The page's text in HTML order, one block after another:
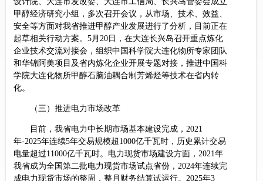
甲醇经济研究小组，多次召开会议，从市场、技术、效益、
安全等方面对我省推进甲醇产业发展进行了分析，目前正在
起草相关行动方案。5月20日，在大连长兴岛召开重点炼化
企业技术交流对接会，组织中国科学院大连化物所专家团队
和华锦阿美项目及省内炼化企业开展专题对接，推进中国科
学院大连化物所甲醇石脑油耦合制芳烯烃等技术在省内转
化。
（三）推进电力市场改革
目前，我省电力中长期市场基本建设完成，2021
年-2025年连续5年交易规模超1000亿千瓦时，历史累计交易
电量超过11000亿千瓦时。电力现货市场建设方面，2021年
我省成为全国第二批电力现货市场试点省份，2024年连续完
成电力现货市场的整周，整月财务结算试运行。2025年3